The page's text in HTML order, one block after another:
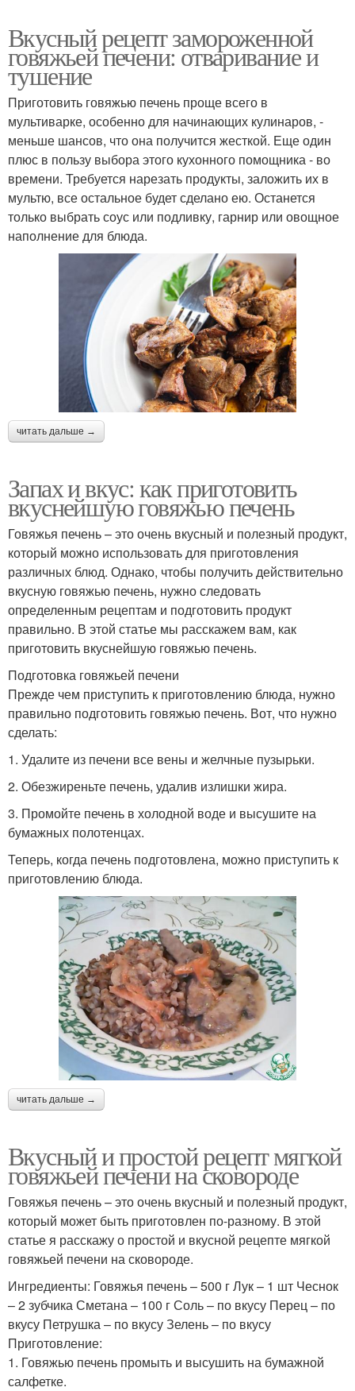
Вкусный рецепт замороженной
говяжьей печени: отваривание и
тушение
Приготовить говяжью печень проще всего в
мультиварке, особенно для начинающих кулинаров, -
меньше шансов, что она получится жесткой. Еще один
плюс в пользу выбора этого кухонного помощника - во
времени. Требуется нарезать продукты, заложить их в
мультю, все остальное будет сделано ею. Останется
только выбрать соус или подливку, гарнир или овощное
наполнение для блюда.
читать дальше →
Запах и вкус: как приготовить
вкуснейшую говяжью печень
Говяжья печень – это очень вкусный и полезный продукт,
который можно использовать для приготовления
различных блюд. Однако, чтобы получить действительно
вкусную говяжью печень, нужно следовать
определенным рецептам и подготовить продукт
правильно. В этой статье мы расскажем вам, как
приготовить вкуснейшую говяжью печень.
Подготовка говяжьей печени
Прежде чем приступить к приготовлению блюда, нужно
правильно подготовить говяжью печень. Вот, что нужно
сделать:
1. Удалите из печени все вены и желчные пузырьки.
2. Обезжиреньте печень, удалив излишки жира.
3. Промойте печень в холодной воде и высушите на
бумажных полотенцах.
Теперь, когда печень подготовлена, можно приступить к
приготовлению блюда.
читать дальше →
Вкусный и простой рецепт мягкой
говяжьей печени на сковороде
Говяжья печень – это очень вкусный и полезный продукт,
который может быть приготовлен по-разному. В этой
статье я расскажу о простой и вкусной рецепте мягкой
говяжьей печени на сковороде.
Ингредиенты: Говяжья печень – 500 г Лук – 1 шт Чеснок
– 2 зубчика Сметана – 100 г Соль – по вкусу Перец – по
вкусу Петрушка – по вкусу Зелень – по вкусу
Приготовление:
1. Говяжью печень промыть и высушить на бумажной
салфетке.